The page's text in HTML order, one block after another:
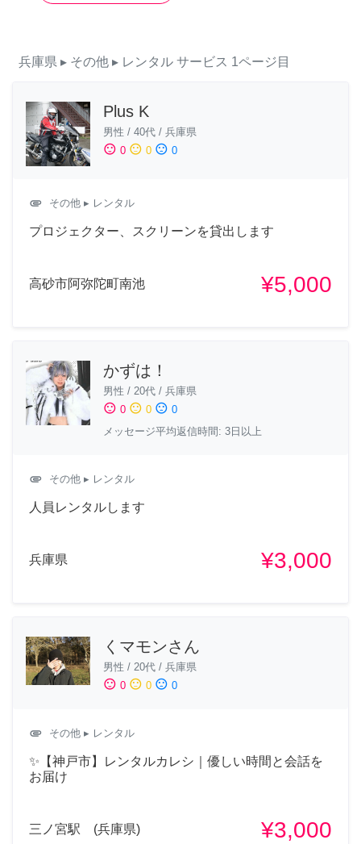
兵庫県 ▸ その他 ▸ レンタル サービス 1ページ目
Plus K
男性 / 40代 / 兵庫県
sentiment_satisfied 0 sentiment_neutral 0 sentiment_dissatisfied 0
attachment その他 ▸ レンタル
プロジェクター、スクリーンを貸出します
高砂市阿弥陀町南池 ¥5,000
かずは！
男性 / 20代 / 兵庫県
sentiment_satisfied 0 sentiment_neutral 0 sentiment_dissatisfied 0
メッセージ平均返信時間: 3日以上
attachment その他 ▸ レンタル
人員レンタルします
兵庫県 ¥3,000
くマモンさん
男性 / 20代 / 兵庫県
sentiment_satisfied 0 sentiment_neutral 0 sentiment_dissatisfied 0
attachment その他 ▸ レンタル
✨【神戸市】レンタルカレシ｜優しい時間と会話を
お届け
三ノ宮駅 (兵庫県) ¥3,000